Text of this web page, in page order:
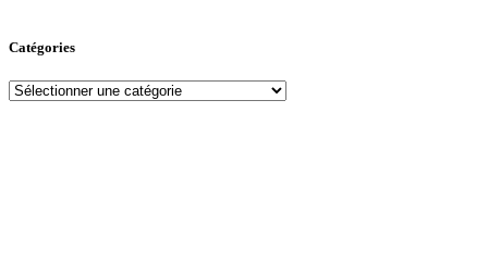
Catégories
Catégories